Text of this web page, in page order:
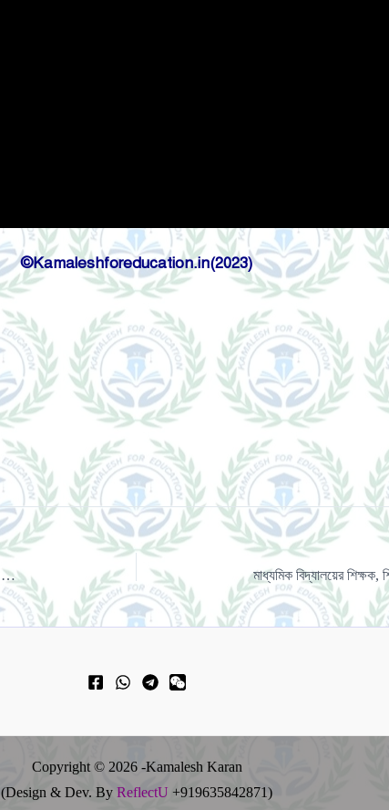
©Kamaleshforeducation.in(2023)
মাধ্যমিক বিদ্যালয়ের শিক্ষক, শিক্ষিকা ও শিক্ষা-কর্মীদের জন্য বিশেষ প্রশ্ন-উত্তর পর্ব-PART-1
Copyright © 2026 -Kamalesh Karan
(Design & Dev. By ReflectU +919635842871)